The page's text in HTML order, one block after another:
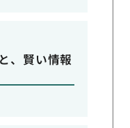
、賢い情報